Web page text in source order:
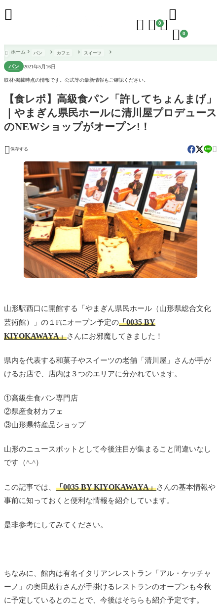
  0

 0

 ホーム パン カフェ スイーツ
パン 2021年5月16日
取材/掲載時点の情報です。公式等の最新情報もご確認ください。
【食レポ】高級食パン「許してちょんまげ」
｜やまぎん県民ホールに清川屋プロデュース
のNEWショップがオープン!！
 保存する 
山形駅西口に開館する「やまぎん県民ホール （山形県総合文化
芸術館）」の１Fにオープン予定の「0035 BY
KIYOKAWAYA」さんにお邪魔してきました！
県内を代表する和菓子やスイーツの老舗「清川屋」さんが手が
けるお店で、店内は３つのエリアに分かれています。
①高級生食パン専門店
②県産食材カフェ
③山形県特産品ショップ
山形のニュースポットとして今後注目が集まること間違いなし
です（^-^）
この記事では、 「0035 BY KIYOKAWAYA」さんの基本情報や
事前に知っておくと便利な情報を紹介しています。
是非参考にしてみてください。
ちなみに、館内は有名イタリアンレストラン「アル・ケッチャ
ーノ」の奥田政行さんが手掛けるレストランのオープンも今秋
に予定しているとのことで、今後はそちらも紹介予定です。